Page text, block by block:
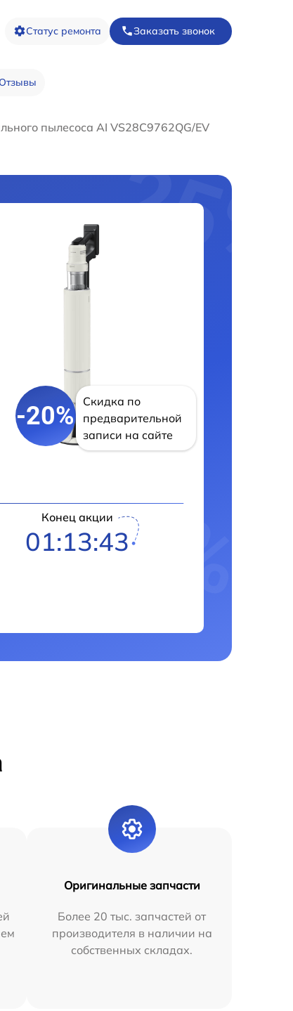
Статус ремонта Заказать звонок
пылесоса AI VS28C9762QG/EV
-20%
Скидка по
предварительной
записи на сайте
Конец акции
01:13:42
Оригинальные запчасти
Более 20 тыс. запчастей от
производителя в наличии на
собственных складах.